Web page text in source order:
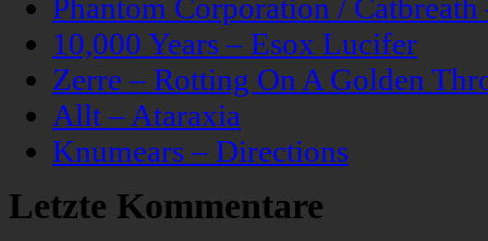
Phantom Corporation /
10,000 Years – Esox Lucifer
Zerre – Rotting On A Golden
Allt – Ataraxia
Knumears – Directions
Letzte Kommentare